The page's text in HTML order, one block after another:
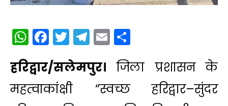
WhatsApp
Facebook
Twitter
Telegram
Email
हरिद्वार/सलेमपुर। जिला प्रशासन के
महत्वाकांक्षी “स्वच्छ हरिद्वार–सुंदर